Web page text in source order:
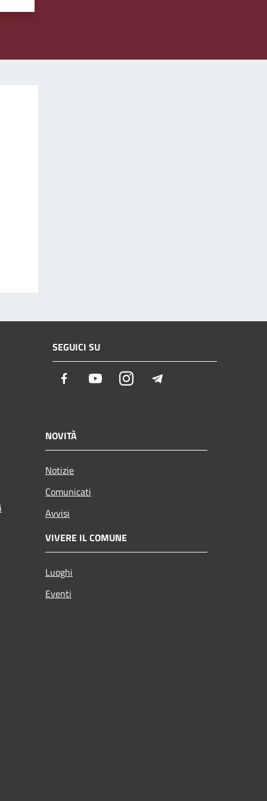
SEGUICI SU
Facebook YoutubeInstagram
NOVITÀ
Notizie
Comunicati
Avvisi
VIVERE IL COMUNE
Luoghi
Eventi